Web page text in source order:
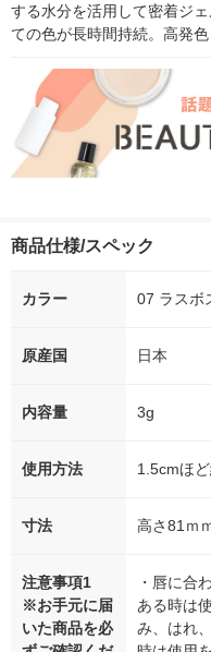
する水分を活用して密着ジ
ての色が長時間持続。高発
商品仕様/スペック
カラー 07 ラスボ
原産国 日本
内容量 3g
使用方法 1.5cmほ
寸法 高さ81ｍ
注意事項1
※お手元に届
いた商品を必
・唇に合
ある時は
み、はれ